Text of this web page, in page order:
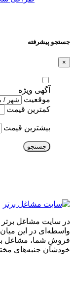
جستجو پیشرفته
×
آگهی ویژه
موقعیت
کمترین قیمت
بیشترین قیمت
جستجو
در سایت مشاغل برتر
واسطه‌ای در این
فروشِ شما، مشاغل
خودشان جنبه‌های